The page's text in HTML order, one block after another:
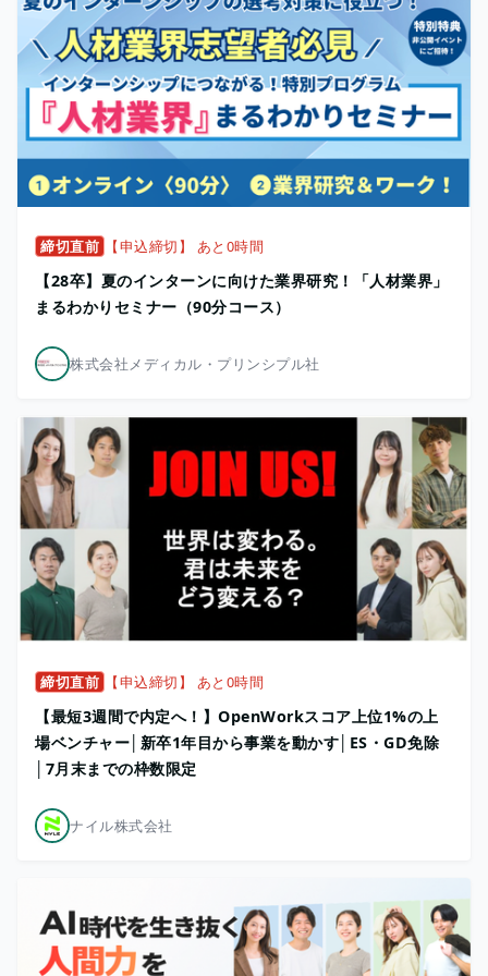
締切直前 【申込締切】 あと0時間
【28卒】夏のインターンに向けた業界研究！「人材業界」
まるわかりセミナー（90分コース）
株式会社メディカル・プリンシプル社
締切直前 【申込締切】 あと0時間
【最短3週間で内定へ！】OpenWorkスコア上位1%の上
場ベンチャー│新卒1年目から事業を動かす│ES・GD免除
│7月末までの枠数限定
ナイル株式会社